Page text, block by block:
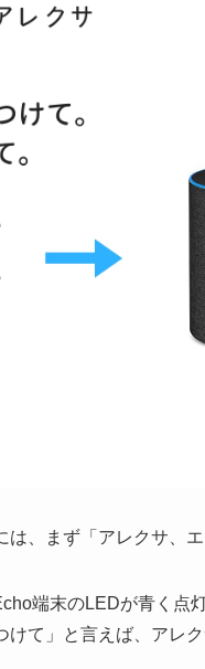
、まず「アレクサ、
端末のLEDが青く点
て」と言えば、アレ